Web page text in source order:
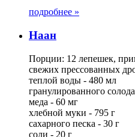
подробнее »
Наан
Порции: 12 лепешек,
свежих прессованных
теплой воды - 480 мл
гранулированного
меда - 60 мг
хлебной муки - 795 г
сахарного песка - 30 г
соли - 20 г